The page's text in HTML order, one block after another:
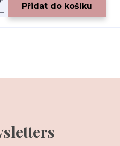
Přidat do košíku